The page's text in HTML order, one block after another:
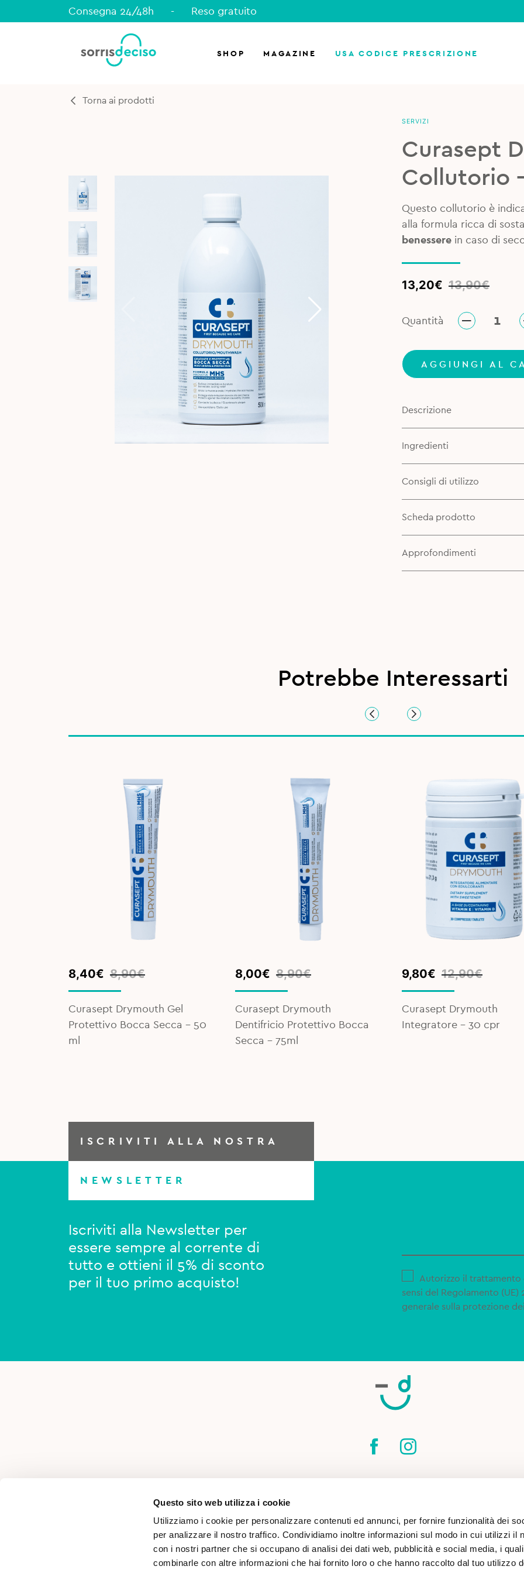
Questo sito web utilizza i cookie
Utilizziamo i cookie per personalizzare contenuti ed annunci, per fornire funzionalità dei
per analizzare il nostro traffico. Condividiamo inoltre informazioni sul modo in cui utilizzi il
con i nostri partner che si occupano di analisi dei dati web, pubblicità e social media, i
combinarle con altre informazioni che hai fornito loro o che hanno raccolto dal tuo utilizzo
Consegna 24/48h - Reso gratuito
SHOP MAGAZINE USA CODICE PRESCRIZIONE
Torna ai prodotti
SERVIZI
Curasept
Collutorio
Questo collutorio è
alla formula ricca di
benessere in caso di
13,90€
Original
13,90€.
13,20€
Current
13,20€.
Quantità
AGGIUNGI AL
Descrizione
Ingredienti
Consigli di utilizzo
Scheda prodotto
Approfondimenti
Potrebbe Interessarti
8,90€
Original
price
8,90€.
8,40€
Current
price
8,40€.
Curasept Drymouth Gel
Protettivo Bocca Secca - 50
ml
8,90€
Original
price
8,90€.
8,00€
Current
price
8,00€.
Curasept Drymouth
Dentifricio Protettivo Bocca
Secca - 75ml
12,90€
Original
price
12,90€.
9,80€
Current
price
9,80€.
Curasept Drymouth
Integratore – 30 cpr
ISCRIVITI ALLA NOSTRA
NEWSLETTER
Iscriviti alla Newsletter per
essere sempre al corrente di
tutto e ottieni il 5% di sconto
per il tuo primo acquisto!
Autorizzo il trattamento
sensi del Regolamento
generale sulla protezione